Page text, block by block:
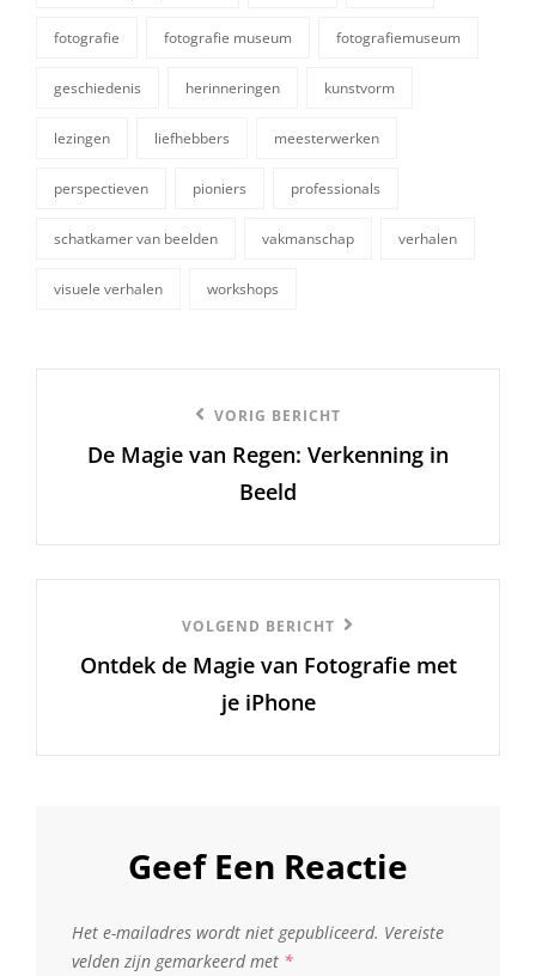
fotografie fotografie museum fotografiemuseum
geschiedenis herinneringen kunstvorm
lezingen liefhebbers meesterwerken
perspectieven pioniers professionals
schatkamer van beelden vakmanschap verhalen
visuele verhalen workshops
bericht
VORIG BERICHT
De Magie van Regen: Verkenning in
Beeld
Bericht
VOLGEND BERICHT
Ontdek de Magie van Fotografie met
je iPhone
Geef Een Reactie
Het e-mailadres wordt niet gepubliceerd. Vereiste
velden zijn gemarkeerd met *